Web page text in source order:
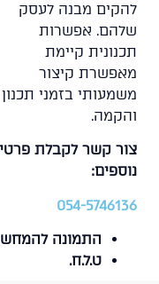
להקים מבנה לעסק
שלהם. אפשרות
תכנונית קיימת
מאפשרת קיצור
משמעותי בזמני תכנון
והקמה.
צור קשר לקבלת
נוספים:
054-5746136
התמונה
ט.ל.ח.